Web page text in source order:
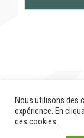
En cours…
Nous utilisons des
expérience. En
ces cookies.